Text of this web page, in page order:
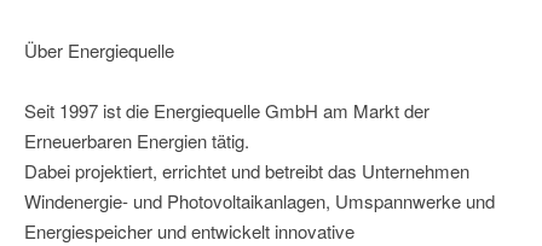
Über Energiequelle
Seit 1997 ist die Energiequelle GmbH am Markt der
Erneuerbaren Energien tätig.
Dabei projektiert, errichtet und betreibt das Unternehmen
Windenergie- und Photovoltaikanlagen, Umspannwerke und
Energiespeicher und entwickelt innovative